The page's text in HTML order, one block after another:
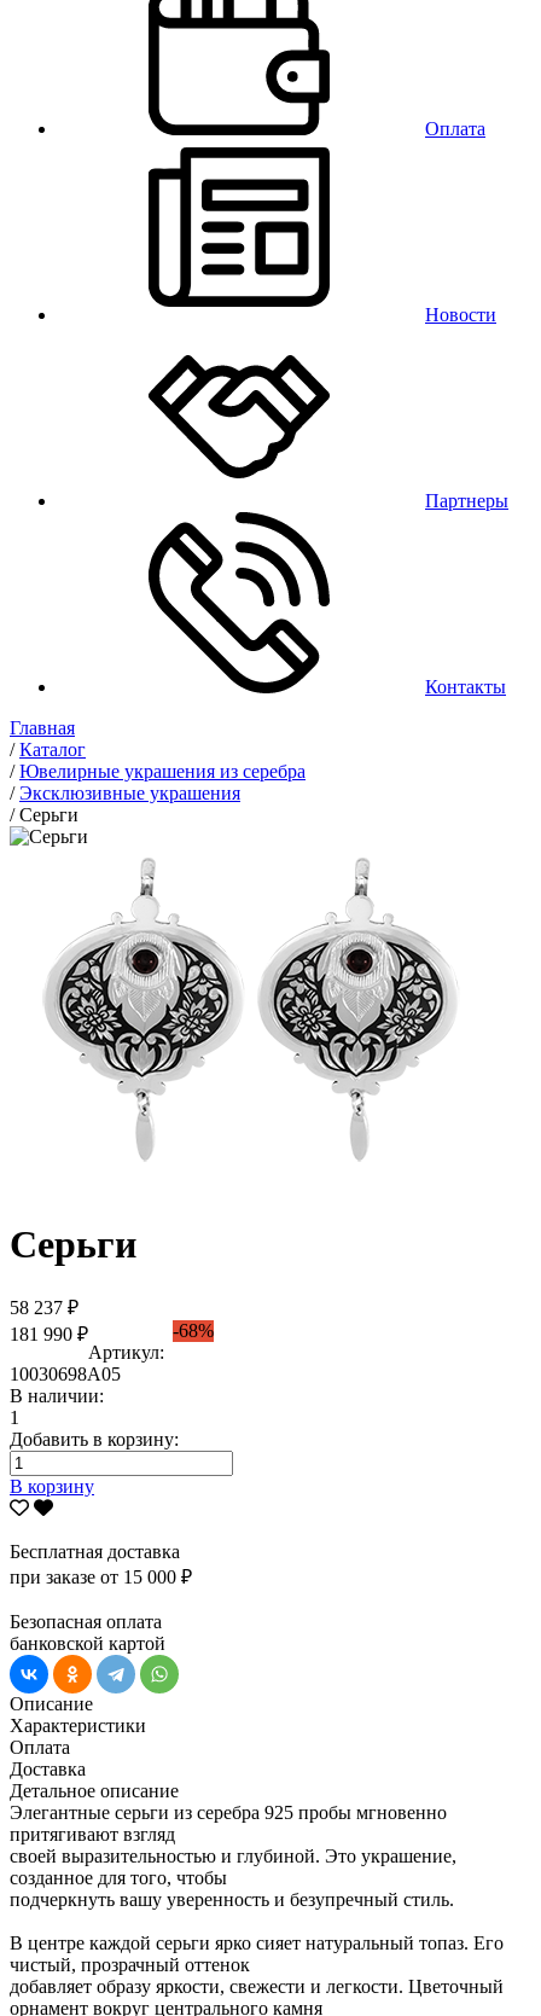
Оплата
Новости
Партнеры
Контакты
Главная
/Каталог
/Ювелирные украшения из серебра
/Эксклюзивные украшения
/Серьги
Серьги
58 237 ₽
181 990 ₽
-68%
Артикул:
10030698А05
В наличии:
1
Добавить в корзину:
В корзину
Бесплатная доставка
при заказе от 15 000 ₽
Безопасная оплата
банковской картой
Описание
Характеристики
Оплата
Доставка
Детальное описание
Элегантные серьги из серебра 925 пробы мгновенно
притягивают взгляд
своей выразительностью и глубиной. Это украшение,
созданное для того, чтобы
подчеркнуть вашу уверенность и безупречный стиль.
В центре каждой серьги ярко сияет натуральный топаз. Его
чистый, прозрачный оттенок
добавляет образу яркости, свежести и легкости. Цветочный
орнамент вокруг центрального камня